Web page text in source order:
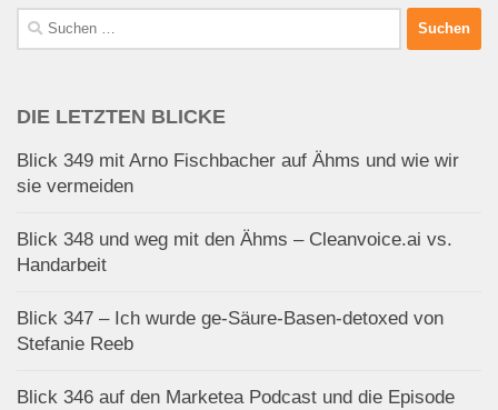
Suchen
nach:
DIE LETZTEN BLICKE
Blick 349 mit Arno Fischbacher auf Ähms und wie wir
sie vermeiden
Blick 348 und weg mit den Ähms – Cleanvoice.ai vs.
Handarbeit
Blick 347 – Ich wurde ge-Säure-Basen-detoxed von
Stefanie Reeb
Blick 346 auf den Marketea Podcast und die Episode